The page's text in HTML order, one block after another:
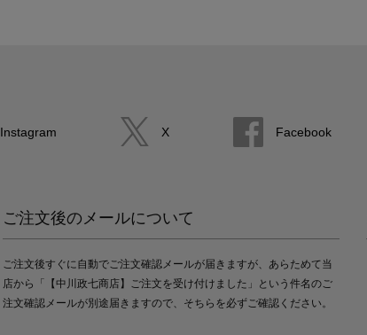
Instagram X Facebook
ご注文後のメールについて
ご注文後すぐに自動でご注文確認メールが届きますが、あらためて当
店から「【中川政七商店】ご注文を受け付けました」という件名のご
注文確認メールが別途届きますので、そちらを必ずご確認ください。